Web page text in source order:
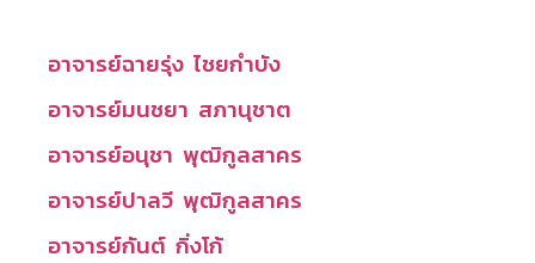
อาจารย์ฉายรุ่ง ไชยกำบัง
อาจารย์มนชยา สภานุชาต
อาจารย์อนุชา พุฒิกูลสาคร
อาจารย์ปาลวี พุฒิกูลสาคร
อาจารย์กันต์ กิ่งโก้